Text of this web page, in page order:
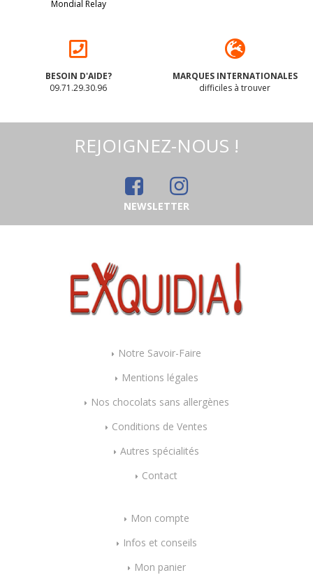
Mondial Relay
BESOIN D'AIDE?
09.71.29.30.96
MARQUES INTERNATIONALES
difficiles à trouver
REJOIGNEZ-NOUS !
NEWSLETTER
Notre Savoir-Faire
Mentions légales
Nos chocolats sans allergènes
Conditions de Ventes
Autres spécialités
Contact
Mon compte
Infos et conseils
Mon panier